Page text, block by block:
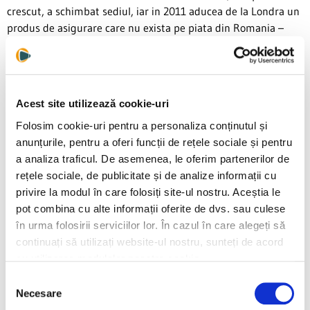
Acest site utilizează cookie-uri
Folosim cookie-uri pentru a personaliza conținutul și
anunțurile, pentru a oferi funcții de rețele sociale și pentru
a analiza traficul. De asemenea, le oferim partenerilor de
rețele sociale, de publicitate și de analize informații cu
privire la modul în care folosiți site-ul nostru. Aceștia le
pot combina cu alte informații oferite de dvs. sau culese
în urma folosirii serviciilor lor. În cazul în care alegeți să
continuați să utilizați website-ul nostru, sunteți de acord
consimțământului
Necesare
crescut, a schimbat sediul, iar in 2011 aducea de la Londra un
produs de asigurare care nu exista pe piata din Romania –
„In acea perioada incepusera sa vina multi artisti mari sa concerteze
foarte multi din acest domeniu nu auzisera de asa ceva. In
strainatate, toate evenimentele artistice mari sunt asigurate.
Organizarea unui eveniment de amploare ajunge la 250.000-300.000
euro, plus publicitate, plus onorariile artistilor, tiparirea biletelor,
multi nu-si dadeau seama ca daca artistul nu mai vine sau daca se
intampla ceva cu spectatorii sau daca au un proces, munca lor de o
viata se duce pe apa sambetei.
nu ne-a adus bani, dar ne-a adus notorietate. Am stat pe zona